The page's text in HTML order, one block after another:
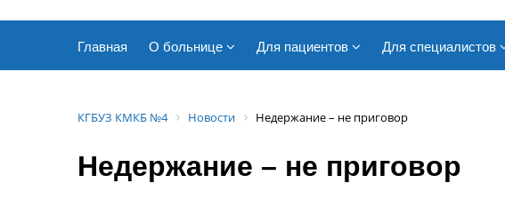
Главная О больнице Для пациентов Для специалистов
КГБУЗ КМКБ №4 Новости Недержание – не приговор
Недержание – не приговор